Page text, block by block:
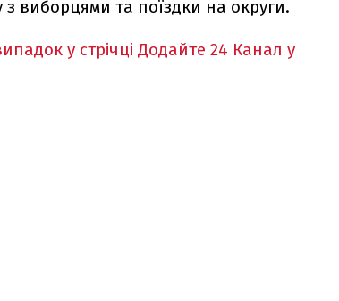
з виборцями та поїздки на округи.
у стрічці Додайте 24 Канал у